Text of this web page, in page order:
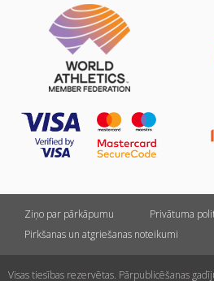
Ziņo par pārkāpumu
Privātuma
Pirkšanas un atgriešanas noteikumi
Visas tiesības rezervētas. Pārpublicēšanas